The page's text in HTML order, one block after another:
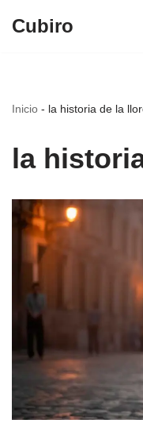
Cubiro
Inicio - la historia de la
la